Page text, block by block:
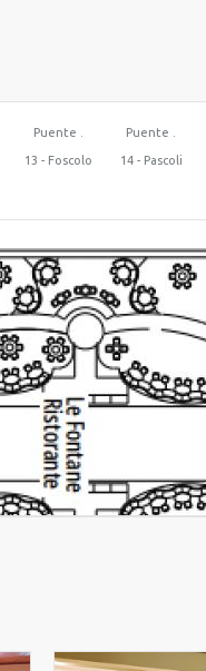
Puente .
13 - Foscolo
Puente .
14 - Pascoli